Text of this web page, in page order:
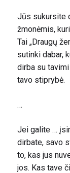
Jūs sukursite
žmonėmis,
Tai „Draugų
sutinki dabar,
dirba su
tavo stiprybė.
…
Jei galite …
dirbate, savo
to, kas jus
jos. Kas tave